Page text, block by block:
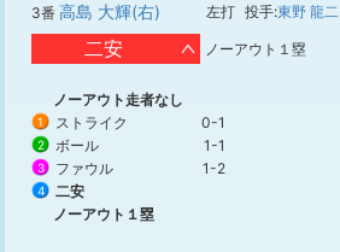
3番 高島 大輝(右) 左打 投手:東野 龍二
二安 ノーアウト１塁
ノーアウト走者なし
1 ストライク 0-1
2 ボール 1-1
3 ファウル 1-2
4
二安
ノーアウト１塁